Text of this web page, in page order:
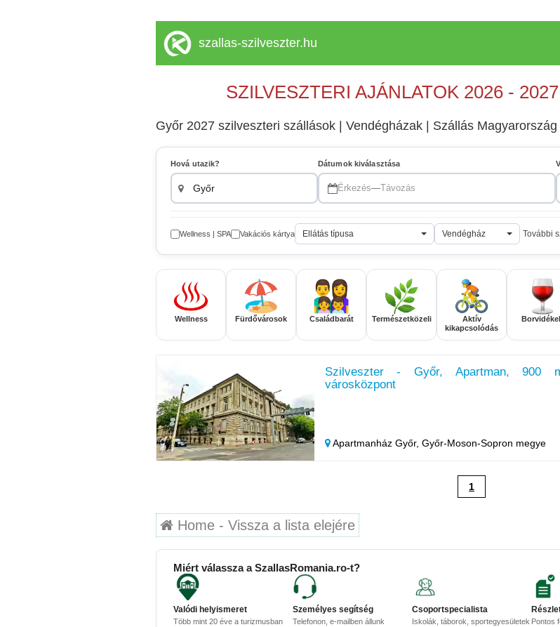
szallas-szilveszter.hu
SZILVESZTERI AJÁNLATOK 2026 -
Győr 2027 szilveszteri szállások | Vendégházak | Szállás Magyarország
Hová utazik? Dátumok kiválasztása
Érkezés—Távozás
Wellness | SPA Vakációs kártya Ellátás típusa Vendégház További
Wellness Fürdővárosok Családbarát Természetközeli
Aktív
kikapcsolódás
Szilveszter - Győr, Apartman, 900
városközpont
Apartmanház Győr, Győr-Moson-Sopron megye
1
Home - Vissza a lista elejére
Miért válassza a SzallasRomania.ro-t?
Valódi helyismeret
Több mint 20 éve a turizmusban
Személyes segítség
Telefonon, e-mailben állunk
Csoportspecialista
Iskolák, táborok, sportegyesületek Pontos